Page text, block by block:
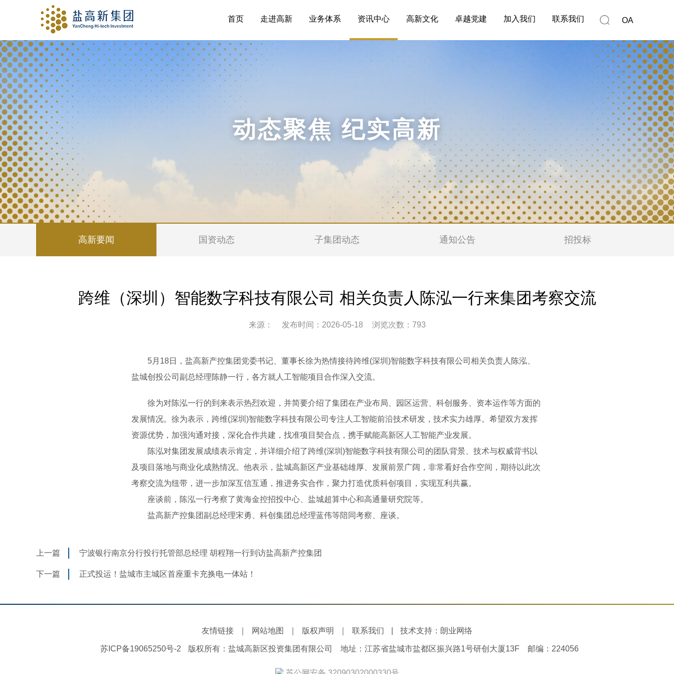
OA
首页 走进高新 业务体系 资讯中心 高新文化 卓越党建 加入我们 联系我们
动态聚焦 纪实高新
高新要闻 国资动态 子集团动态 通知公告 招投标
跨维（深圳）智能数字科技有限公司 相关负责人陈泓一行来集团考察交流
来源： 发布时间：2026-05-18 浏览次数： 793
5月18日，盐高新产控集团党委书记、董事长徐为热情接待跨维(深圳)智能数字科技有限公司相关负责人陈泓、
盐城创投公司副总经理陈静一行，各方就人工智能项目合作深入交流。
徐为对陈泓一行的到来表示热烈欢迎，并简要介绍了集团在产业布局、园区运营、科创服务、资本运作等方面的
发展情况。徐为表示，跨维(深圳)智能数字科技有限公司专注人工智能前沿技术研发，技术实力雄厚。希望双方发挥
资源优势，加强沟通对接，深化合作共建，找准项目契合点，携手赋能高新区人工智能产业发展。
陈泓对集团发展成绩表示肯定，并详细介绍了跨维(深圳)智能数字科技有限公司的团队背景、技术与权威背书以
及项目落地与商业化成熟情况。他表示，盐城高新区产业基础雄厚、发展前景广阔，非常看好合作空间，期待以此次
考察交流为纽带，进一步加深互信互通，推进务实合作，聚力打造优质科创项目，实现互利共赢。
座谈前，陈泓一行考察了黄海金控招投中心、盐城超算中心和高通量研究院等。
盐高新产控集团副总经理宋勇、科创集团总经理蓝伟等陪同考察、座谈。
上一篇 宁波银行南京分行投行托管部总经理 胡程翔一行到访盐高新产控集团
下一篇 正式投运！盐城市主城区首座重卡充换电一体站！
友情链接 网站地图 版权声明 联系我们 技术支持：朗业网络
苏ICP备19065250号-2 版权所有：盐城高新区投资集团有限公司 地址：江苏省盐城市盐都区振兴路1号研创大厦13F 邮编：224056